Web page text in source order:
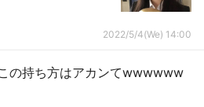
2022/5/4(We) 14:00
の持ち方はアカンてwwwwww